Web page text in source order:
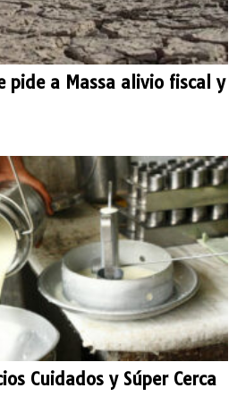
pide a Massa alivio fiscal y
Cuidados y Súper Cerca